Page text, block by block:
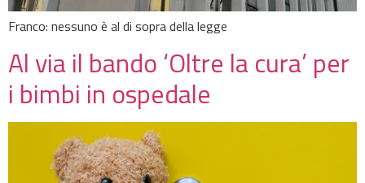
Franco: nessuno è al di sopra della legge
Al via il bando ‘Oltre la cura’ per
i bimbi in ospedale